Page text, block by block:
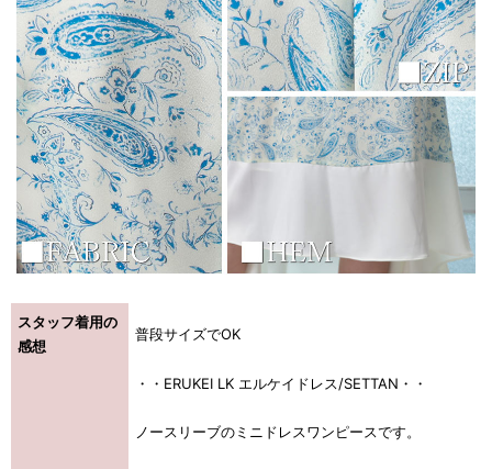
スタッフ着用の
感想
普段サイズでOK
・・ERUKEI LK エルケイドレス/SETTAN・・
ノースリーブのミニドレスワンピースです。